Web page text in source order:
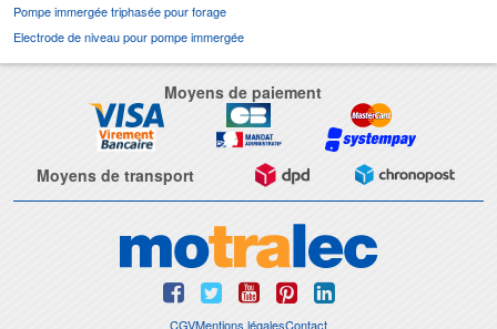
Pompe immergée triphasée pour forage
Electrode de niveau pour pompe immergée
Moyens de paiement
Moyens de transport
CGVMentions légalesContact